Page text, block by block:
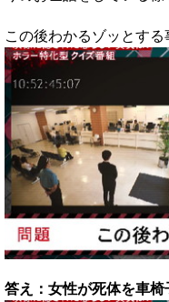
この後わかるゾッとする
答え：女性が死体を車